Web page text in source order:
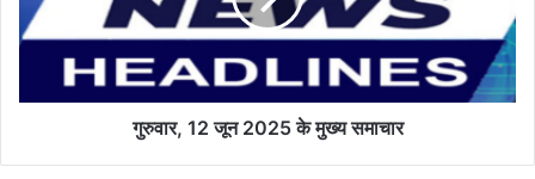
मुख्य
समाचार
गुरुवार, 12 जून 2025 के मुख्य समाचार